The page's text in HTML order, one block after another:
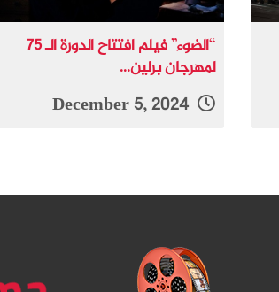
“الضوء” فيلم افتتاح الدورة الـ 75
لمهرجان برلين...